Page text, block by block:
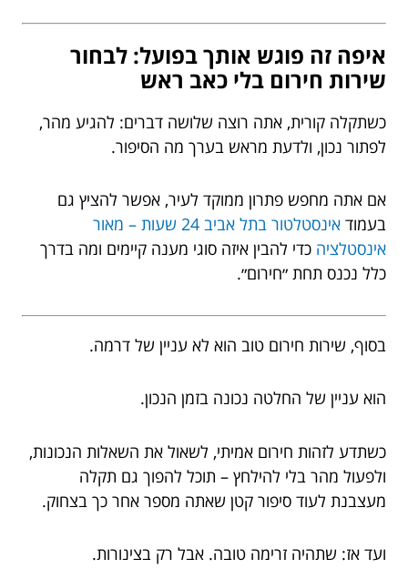
איפה זה פוגש אותך בפועל: לבחור
שירות חירום בלי כאב ראש
כשתקלה קורית, אתה רוצה שלושה דברים: להגיע מהר,
לפתור נכון, ולדעת מראש בערך מה הסיפור.
אם אתה מחפש פתרון ממוקד לעיר, אפשר להציץ גם
בעמוד
אינסטלטור בתל אביב 24 שעות – מאור
אינסטלציה כדי להבין איזה סוגי מענה קיימים ומה בדרך
כלל נכנס תחת ״חירום״.
בסוף, שירות חירום טוב הוא לא עניין של דרמה.
הוא עניין של החלטה נכונה בזמן הנכון.
כשתדע לזהות חירום אמיתי, לשאול את השאלות הנכונות,
ולפעול מהר בלי להילחץ – תוכל להפוך גם תקלה
מעצבנת לעוד סיפור קטן שאתה מספר אחר כך בצחוק.
ועד אז: שתהיה זרימה טובה. אבל רק בצינורות.